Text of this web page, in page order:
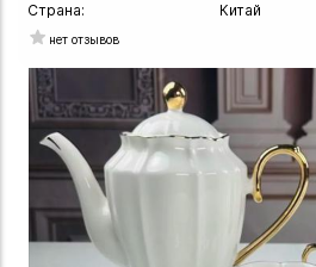
Страна:
Китай
нет отзывов